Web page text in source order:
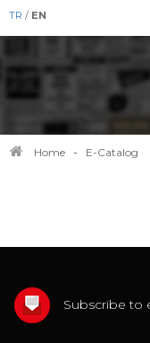
TR / EN
Home - E-Catalog
Subscribe to